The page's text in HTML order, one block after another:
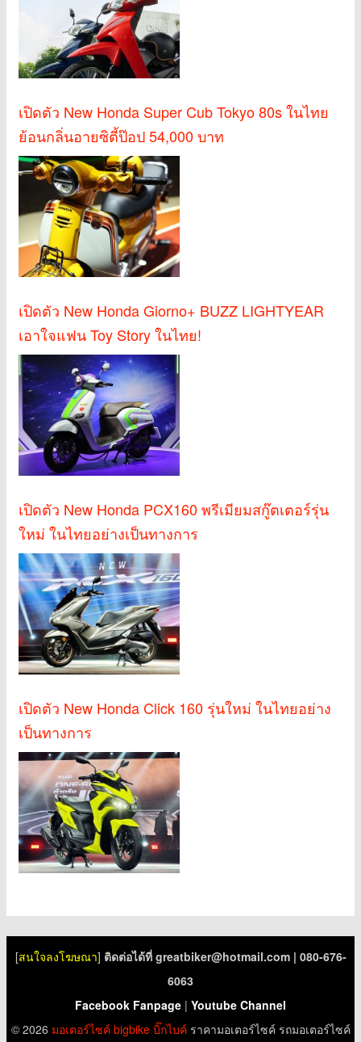
เปิดตัว New Honda Super Cub Tokyo 80s ในไทย
ย้อนกลิ่นอายซิตี้ป๊อป 54,000 บาท
เปิดตัว New Honda Giorno+ BUZZ LIGHTYEAR
เอาใจแฟน Toy Story ในไทย!
เปิดตัว New Honda PCX160 พรีเมียมสกู๊ตเตอร์รุ่น
ใหม่ ในไทยอย่างเป็นทางการ
เปิดตัว New Honda Click 160 รุ่นใหม่ ในไทยอย่าง
เป็นทางการ
[สนใจลงโฆษณา] ติดต่อได้ที่ greatbiker@hotmail.com| 080-676-
6063
Facebook Fanpage | Youtube Channel
© 2026 มอเตอร์ไซค์ bigbike บิ๊กไบค์ราคามอเตอร์ไซค์ รถมอเตอร์ไซค์